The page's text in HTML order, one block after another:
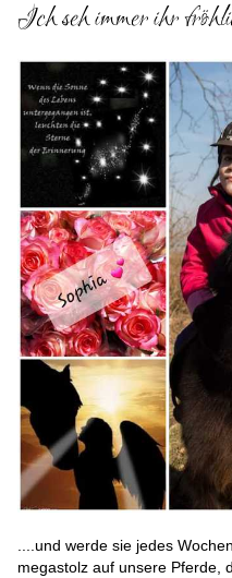
Ich seh immer ihr
....und werde sie jedes
megastolz auf unsere Pferde,